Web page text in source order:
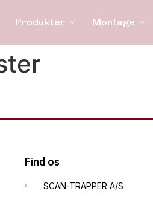
Produkter Montage
Find os
SCAN-TRAPPER A/S